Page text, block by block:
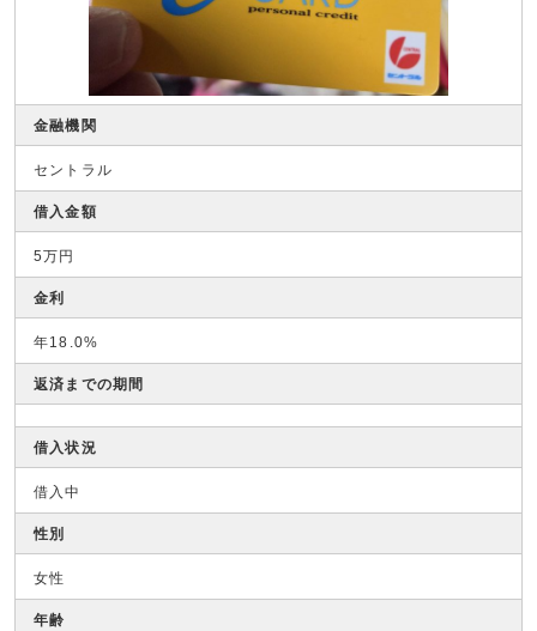
金融機関
セントラル
借入金額
5万円
金利
年18.0%
返済までの期間
借入状況
借入中
性別
女性
年齢